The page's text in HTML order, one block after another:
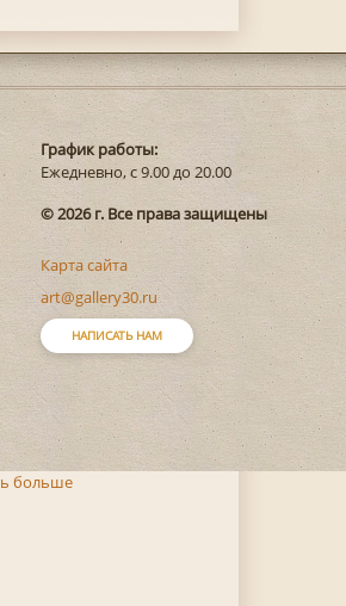
График работы:
Ежедневно, с 9.00 до 20.00
© 2026 г. Все права защищены
Карта сайта
art@gallery30.ru
НАПИСАТЬ НАМ
больше